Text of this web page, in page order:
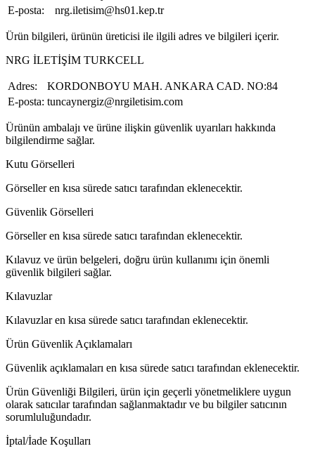
E-posta:
nrg.iletisim@hs01.kep.tr
Ürün bilgileri, ürünün üreticisi ile ilgili adres ve bilgileri içerir.
NRG İLETİŞİM TURKCELL
Adres:
KORDONBOYU MAH. ANKARA CAD. NO:84
E-posta: tuncaynergiz@nrgiletisim.com
Ürünün ambalajı ve ürüne ilişkin güvenlik uyarıları hakkında
bilgilendirme sağlar.
Kutu Görselleri
Görseller en kısa sürede satıcı tarafından eklenecektir.
Güvenlik Görselleri
Görseller en kısa sürede satıcı tarafından eklenecektir.
Kılavuz ve ürün belgeleri, doğru ürün kullanımı için önemli
güvenlik bilgileri sağlar.
Kılavuzlar
Kılavuzlar en kısa sürede satıcı tarafından eklenecektir.
Ürün Güvenlik Açıklamaları
Güvenlik açıklamaları en kısa sürede satıcı tarafından eklenecektir.
Ürün Güvenliği Bilgileri, ürün için geçerli yönetmeliklere uygun
olarak satıcılar tarafından sağlanmaktadır ve bu bilgiler satıcının
sorumluluğundadır.
İptal/İade Koşulları